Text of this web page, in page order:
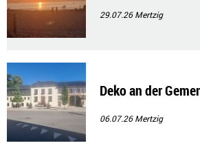
29.07.26Mertzig
Deko an der
06.07.26Mertzig